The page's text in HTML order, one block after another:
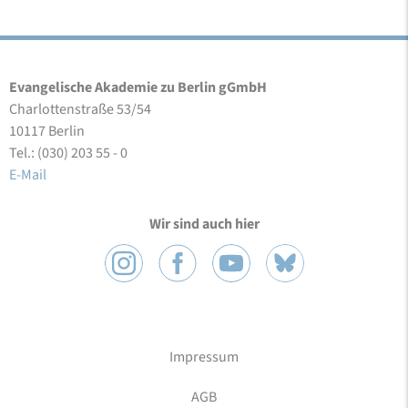
Evangelische Akademie zu Berlin gGmbH
Charlottenstraße 53/54
10117 Berlin
Tel.: (030) 203 55 - 0
E-Mail
Wir sind auch hier
Impressum
AGB